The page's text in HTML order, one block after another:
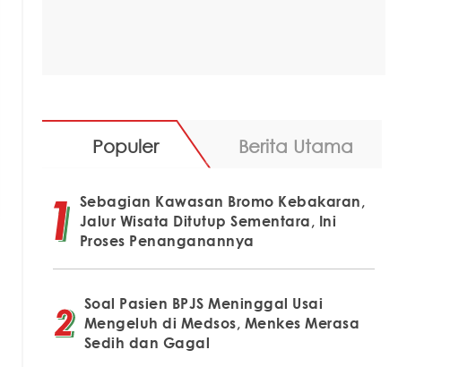
Populer Berita Utama
Sebagian Kawasan Bromo Kebakaran,
Jalur Wisata Ditutup Sementara, Ini
Proses Penanganannya
Soal Pasien BPJS Meninggal Usai
Mengeluh di Medsos, Menkes Merasa
Sedih dan Gagal